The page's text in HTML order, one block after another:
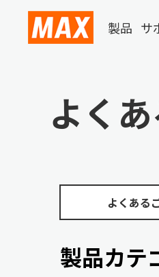
製品 サ
よく
よくある
製品カテ